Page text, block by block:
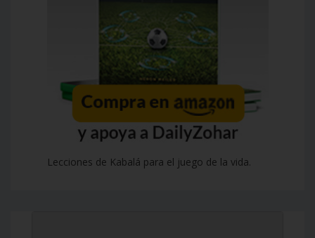
Lecciones de Kabalá para el juego de la vida.